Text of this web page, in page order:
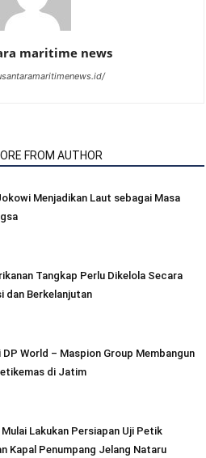
maritime news
FROM AUTHOR
Menjadikan Laut sebagai Masa
Tangkap Perlu Dikelola Secara
dan Berkelanjutan
DP World – Maspion Group Membangun
di Jatim
Mulai Lakukan Persiapan Uji Petik
Kapal Penumpang Jelang Nataru